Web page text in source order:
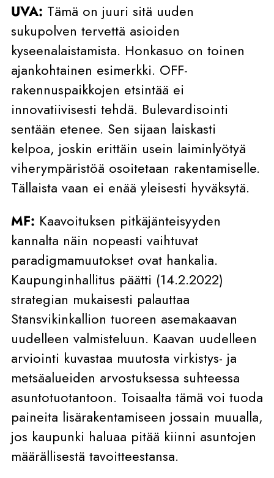
UVA: Tämä on juuri sitä uuden
sukupolven tervettä asioiden
kyseenalaistamista. Honkasuo on toinen
ajankohtainen esimerkki. OFF-
rakennuspaikkojen etsintää ei
innovatiivisesti tehdä. Bulevardisointi
sentään etenee. Sen sijaan laiskasti
kelpoa, joskin erittäin usein laiminlyötyä
viherympäristöä osoitetaan rakentamiselle.
Tällaista vaan ei enää yleisesti hyväksytä.
MF: Kaavoituksen pitkäjänteisyyden
kannalta näin nopeasti vaihtuvat
paradigmamuutokset ovat hankalia.
Kaupunginhallitus päätti (14.2.2022)
strategian mukaisesti palauttaa
Stansvikinkallion tuoreen asemakaavan
uudelleen valmisteluun. Kaavan uudelleen
arviointi kuvastaa muutosta virkistys- ja
metsäalueiden arvostuksessa suhteessa
asuntotuotantoon. Toisaalta tämä voi tuoda
paineita lisärakentamiseen jossain muualla,
jos kaupunki haluaa pitää kiinni asuntojen
määrällisestä tavoitteestansa.